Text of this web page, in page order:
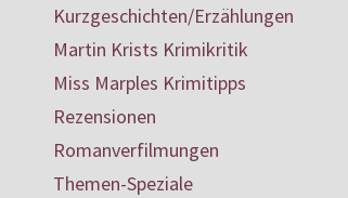
Kurzgeschichten/Erzählungen
Martin Krists Krimikritik
Miss Marples Krimitipps
Rezensionen
Romanverfilmungen
Themen-Speziale